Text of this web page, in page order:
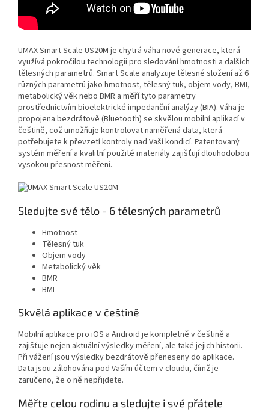
UMAX Smart Scale US20M je chytrá váha nové generace, která
využívá pokročilou technologii pro sledování hmotnosti a dalších
tělesných parametrů. Smart Scale analyzuje tělesné složení až 6
různých parametrů jako hmotnost, tělesný tuk, objem vody, BMI,
metabolický věk nebo BMR a měří tyto parametry
prostřednictvím bioelektrické impedanční analýzy (BIA). Váha je
propojena bezdrátově (Bluetooth) se skvělou mobilní aplikací v
češtině, což umožňuje kontrolovat naměřená data, která
potřebujete k převzetí kontroly nad Vaší kondicí. Patentovaný
systém měření a kvalitní použité materiály zajišťují dlouhodobou
vysokou přesnost měření.
Sledujte své tělo - 6 tělesných parametrů
Hmotnost
Tělesný tuk
Objem vody
Metabolický věk
BMR
BMI
Skvělá aplikace v češtině
Mobilní aplikace pro iOS a Android je kompletně v češtině a
zajišťuje nejen aktuální výsledky měření, ale také jejich historii.
Při vážení jsou výsledky bezdrátově přeneseny do aplikace.
Data jsou zálohována pod Vaším účtem v cloudu, čímž je
zaručeno, že o ně nepřijdete.
Měřte celou rodinu a sledujte i své přátele